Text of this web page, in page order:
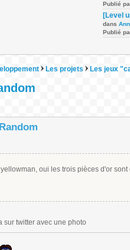
Publié
[Level
dans
Publié
Les projets Les jeux
oui les trois pièces d'or sont
sur twitter avec une photo